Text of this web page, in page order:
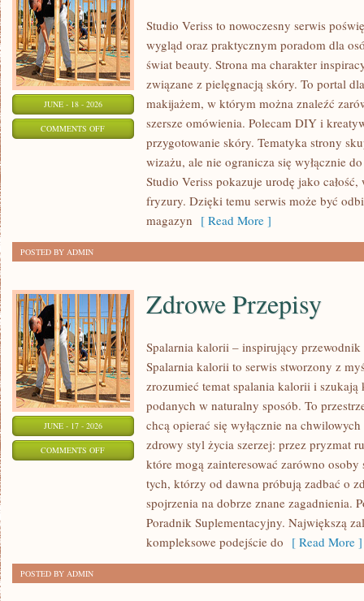
JUNE - 18 - 2026
COMMENTS OFFON
PROFESJONALNE
WIZAŻYSTÓW
Studio Veriss to nowoczesny serwis
wygląd oraz praktycznym poradom dla
świat beauty. Strona ma charakter
związane z pielęgnacją skóry. To portal
makijażem, w którym można znaleźć
szersze omówienia. Polecam DIY i
przygotowanie skóry. Tematyka strony
wizażu, ale nie ogranicza się wyłącznie
Studio Veriss pokazuje urodę jako
fryzury. Dzięki temu serwis może być
magazyn [ Read More ]
POSTED BY ADMIN
JUNE - 17 - 2026
COMMENTS OFFON
Zdrowe Przepisy
Spalarnia kalorii – inspirujący
Spalarnia kalorii to serwis stworzony z
zrozumieć temat spalania kalorii i
podanych w naturalny sposób. To
chcą opierać się wyłącznie na
zdrowy styl życia szerzej: przez pryzmat
które mogą zainteresować zarówno
tych, którzy od dawna próbują zadbać o
spojrzenia na dobrze znane zagadnienia.
Poradnik Suplementacyjny. Największą
kompleksowe podejście do [ Read More ]
POSTED BY ADMIN